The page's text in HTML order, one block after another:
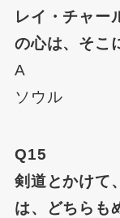
レイ・チャー
の心は、そこ
A
ソウル
Q15
剣道とかけて
は、どちらも